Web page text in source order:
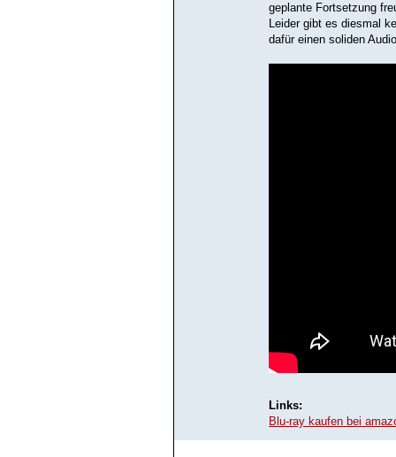
geplante Fortsetzung
Leider gibt es diesmal
dafür einen soliden
Links:
Blu-ray kaufen bei